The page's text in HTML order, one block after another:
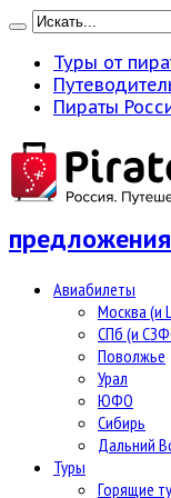
Туры от
Пираты
Авиабилеты
Москва
СПб (и
Поволжье
Урал
ЮФО
Сибирь
Дальний
Туры
Горящие